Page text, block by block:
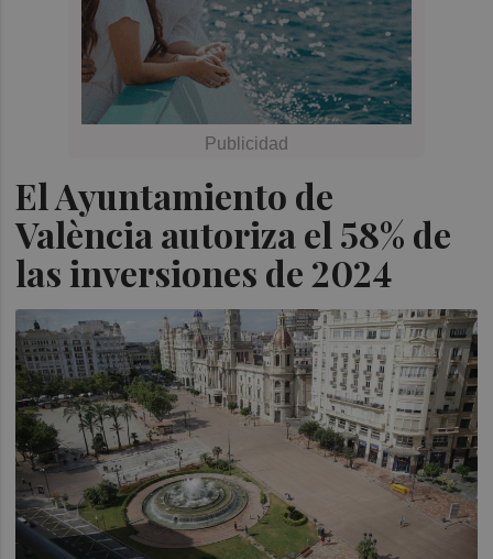
El Ayuntamiento de
València autoriza el 58% de
las inversiones de 2024